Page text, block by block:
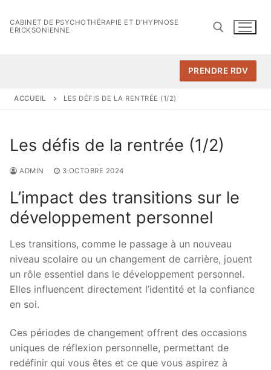
auCABINET DE PSYCHOTHÉRAPIE ET D'HYPNOSE
ERICKSONIENNE
PRENDRE RDV
ACCUEIL LES DÉFIS DE LA RENTRÉE (1/2)
Les défis de la rentrée (1/2)
ADMIN 3 OCTOBRE 2024
L’impact des transitions sur le
développement personnel
Les transitions, comme le passage à un nouveau
niveau scolaire ou un changement de carrière, jouent
un rôle essentiel dans le développement personnel.
Elles influencent directement l’identité et la confiance
en soi.
Ces périodes de changement offrent des occasions
uniques de réflexion personnelle, permettant de
redéfinir qui vous êtes et ce que vous aspirez à